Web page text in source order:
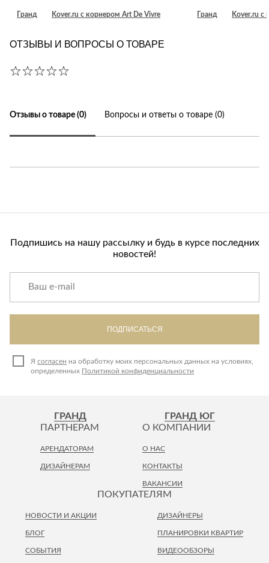
Гранд Kover.ru с корнером Art De Vivre Гранд Kover.ru с
ОТЗЫВЫ И ВОПРОСЫ О ТОВАРЕ
Отзывы о товаре (0) Вопросы и ответы о товаре (0)
Подпишись на нашу рассылку и будь в курсе последних
новостей!
ПОДПИСАТЬСЯ
Я согласен на обработку моих персональных данных на условиях,
определенных Политикой конфиденциальности
ГРАНД ГРАНД ЮГ
ПОКУПАТЕЛЯМ
НОВОСТИ И АКЦИИ
ПЛАНИРОВКИ КВАРТИР
ВИДЕООБЗОРЫ
БЛОГ
СОБЫТИЯ
ДИЗАЙНЕРЫ
ПАРТНЕРАМ
АРЕНДАТОРАМ
ДИЗАЙНЕРАМ
О КОМПАНИИ
О НАС
КОНТАКТЫ
ВАКАНСИИ